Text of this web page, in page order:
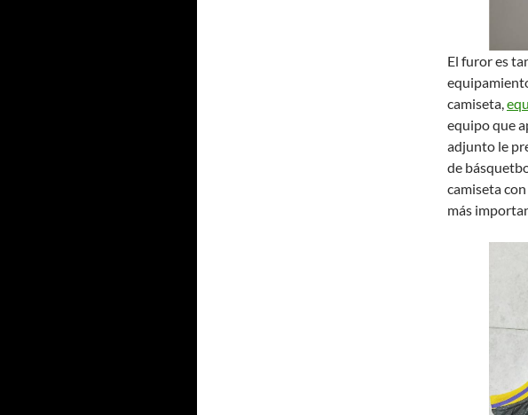
El furor es
camiseta,
equipo que
adjunto le
de
camiseta
más